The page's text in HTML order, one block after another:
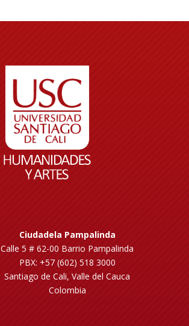
Ciudadela Pampalinda
Calle 5 # 62-00 Barrio Pampalinda
PBX: +57 (602) 518 3000
Santiago de Cali, Valle del Cauca
Colombia